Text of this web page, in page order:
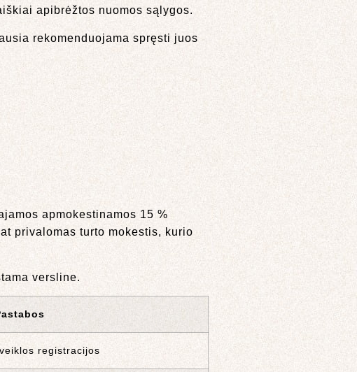
apibrėžtos nuomos sąlygos.
rekomenduojama spręsti juos
apmokestinamos 15 %
privalomas turto mokestis, kurio
versline.
registracijos